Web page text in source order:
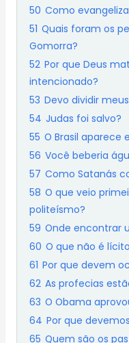
50 Como
51 Quais foram os
Gomorra?
52 Por que Deus
intencionado?
53 Devo dividir
54 Judas foi salvo?
55 O Brasil aparece
56 Você beberia
57 Como Satanás
58 O que veio
politeísmo?
59 Onde encontrar
60 O que não é
61 Por que devem
62 As profecias
63 O Obama
64 Por que
65 Quem são os